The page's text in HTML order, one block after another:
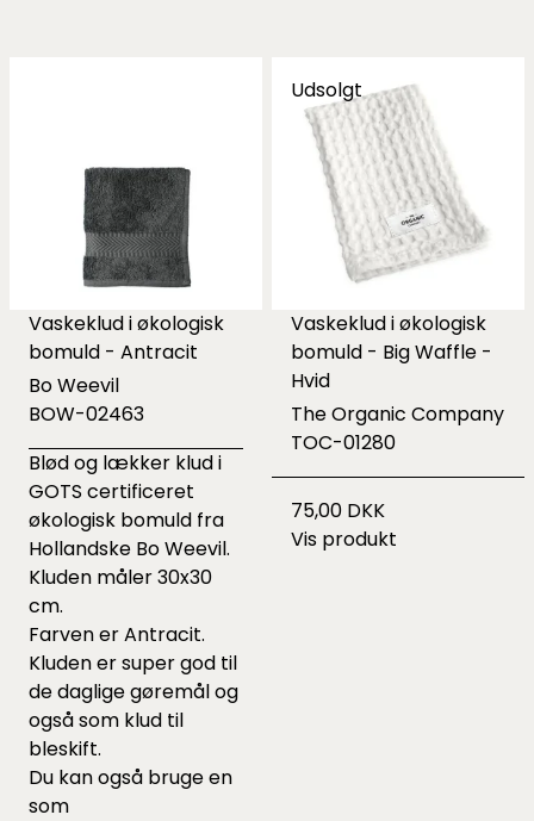
Vaskeklud i økologisk
bomuld - Antracit
Bo Weevil
BOW-02463
Blød og lækker klud i
GOTS certificeret
økologisk bomuld fra
Hollandske Bo Weevil.
Kluden måler 30x30
cm.
Farven er Antracit.
Kluden er super god til
de daglige gøremål og
også som klud til
bleskift.
Du kan også bruge en
som
Udsolgt
Vaskeklud i økologisk
bomuld - Big Waffle -
Hvid
The Organic Company
TOC-01280
75,00 DKK
Vis produkt